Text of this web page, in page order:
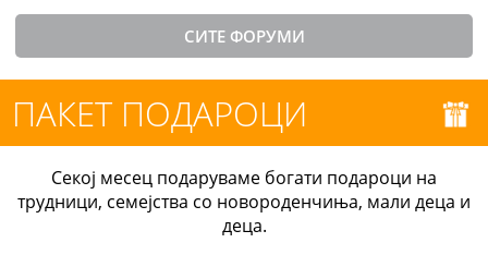
СИТЕ ФОРУМИ
ПАКЕТ ПОДАРОЦИ
Секој месец подаруваме богати подароци на
трудници, семејства со новороденчиња, мали деца и
деца.